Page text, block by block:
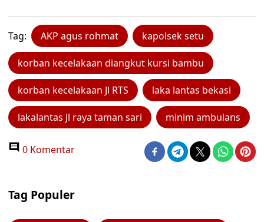
Tag: AKP agus rohmat kapolsek setu
korban kecelakaan diangkut kursi bambu
korban kecelakaan Jl RTS laka lantas bekasi
lakalantas Jl raya taman sari minim ambulans
0 Komentar
Tag Populer